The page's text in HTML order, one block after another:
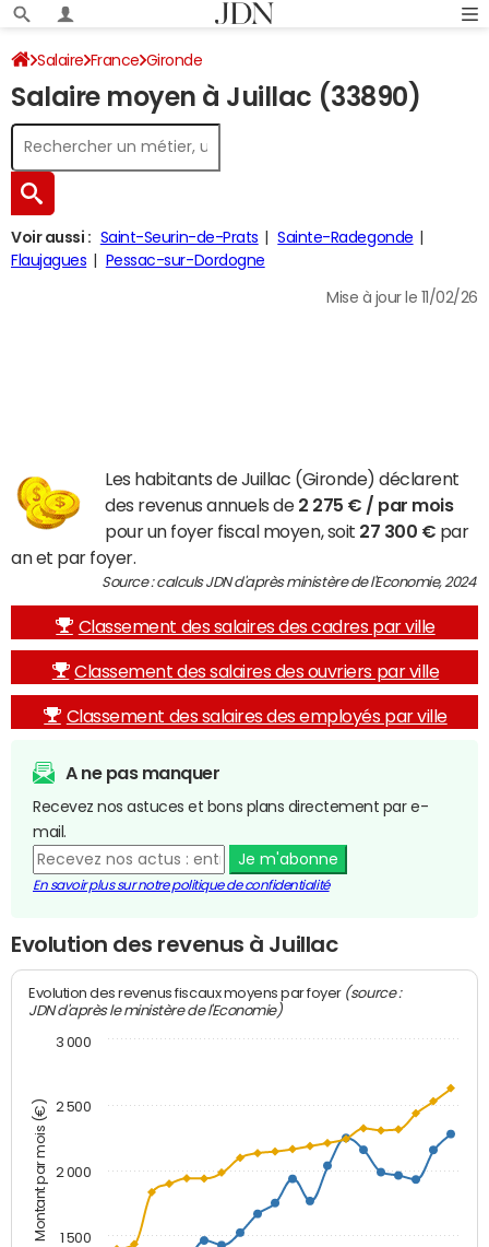
Salaire France Gironde
Salaire moyen à Juillac (33890)
Voir aussi : Saint-Seurin-de-Prats
Sainte-Radegonde
Flaujagues
Pessac-sur-Dordogne
Mise à jour le 11/02/26
Les habitants de Juillac (Gironde) déclarent
des revenus annuels de 2 275 € / par mois
pour un foyer fiscal moyen, soit 27 300 € par
an et par foyer.
Source : calculs JDN d'après ministère de l'Economie, 2024
Classement des salaires des cadres par ville
Classement des salaires des ouvriers par ville
Classement des salaires des employés par ville
A ne pas manquer
Recevez nos astuces et bons plans directement par e-
mail.
Je m'abonne
En savoir plus sur notre politique de confidentialité
Evolution des revenus à Juillac
Montant par mois (€)
Evolution des revenus fiscaux moyens par foyer (source :
JDN d'après le ministère de l'Economie)
1 500
2 000
2 500
3 000